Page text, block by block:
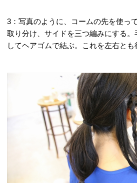
3：写真のように、コームの先を使っ
取り分け、サイドを三つ編みにする
してヘアゴムで結ぶ。これを左右とも